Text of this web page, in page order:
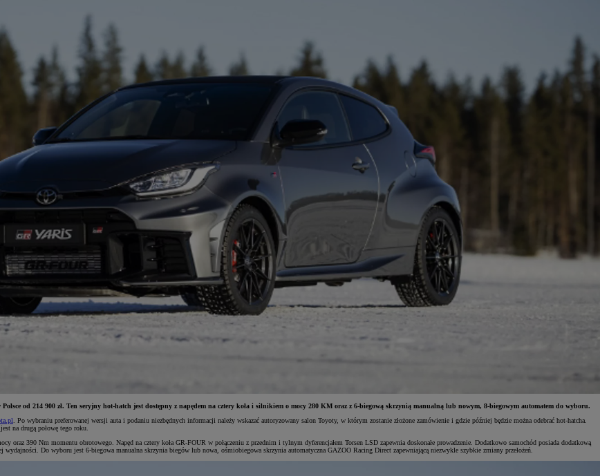
od 214 900 zł. Ten seryjny hot-hatch jest dostępny z napędem na cztery koła i silnikiem o mocy 280 KM oraz z 6-biegową skrzynią manualną lub nowym, 8-biegowym automatem do wyboru.
. Po wybraniu preferowanej wersji auta i podaniu niezbędnych informacji należy wskazać autoryzowany salon Toyoty, w którym zostanie złożone zamówienie i gdzie później będzie można odebrać hot-hatcha.
na drugą połowę tego roku.
oraz 390 Nm momentu obrotowego. Napęd na cztery koła GR-FOUR w połączeniu z przednim i tylnym dyferencjałem Torsen LSD zapewnia doskonałe prowadzenie. Dodatkowo samochód posiada dodatkową
Do wyboru jest 6-biegowa manualna skrzynia biegów lub nowa, ośmiobiegowa skrzynia automatyczna GAZOO Racing Direct zapewniającą niezwykle szybkie zmiany przełożeń.